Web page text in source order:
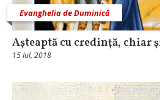
Evanghelia de Duminică
Aşteaptă cu credinţă, chiar
15 Iul, 2018